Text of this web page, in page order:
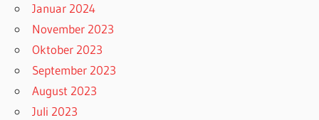
Januar 2024
November 2023
Oktober 2023
September 2023
August 2023
Juli 2023